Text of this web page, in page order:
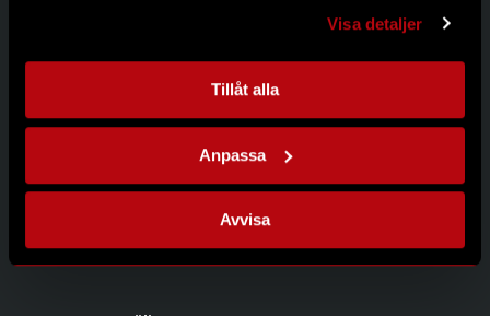
Visa detaljer
Tillåt alla
Anpassa
Avvisa
08-626 95 00
info@modernum.se
Måndag-Torsdag 08.00-16.30